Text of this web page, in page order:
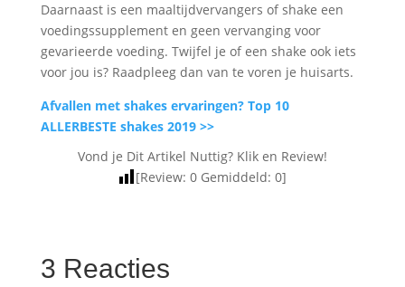
Daarnaast is een maaltijdvervangers of shake een
voedingssupplement en geen vervanging voor
gevarieerde voeding. Twijfel je of een shake ook iets
voor jou is? Raadpleeg dan van te voren je huisarts.
Afvallen met shakes ervaringen? Top 10
ALLERBESTE shakes 2019 >>
Vond je Dit Artikel Nuttig? Klik en Review!
[Review:0 Gemiddeld:0]
3 Reacties